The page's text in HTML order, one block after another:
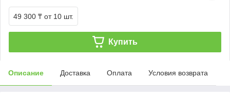
49 300 ₸ от 10 шт.
Купить
Описание Доставка Оплата Условия возврата